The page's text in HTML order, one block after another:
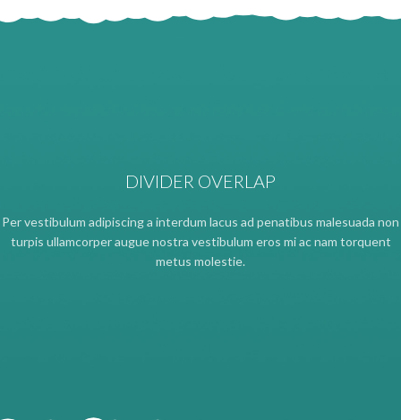
DIVIDER OVERLAP
Per vestibulum adipiscing a interdum lacus ad penatibus malesuada non
turpis ullamcorper augue nostra vestibulum eros mi ac nam torquent
metus molestie.